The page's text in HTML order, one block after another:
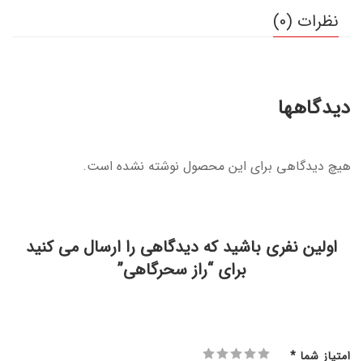
نظرات (0)
دیدگاهها
هیچ دیدگاهی برای این محصول نوشته نشده است.
اولین نفری باشید که دیدگاهی را ارسال می کنید
برای “راز سحرگاهی”
امتیاز شما *